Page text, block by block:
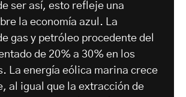
ser así, esto refleje una
la economía azul. La
gas y petróleo procedente del
de 20% a 30% en los
La energía eólica marina crece
al igual que la extracción de